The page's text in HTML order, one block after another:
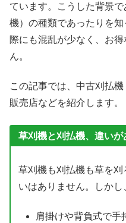
ています。こうした背景
機）の種類であったりを
際にも混乱が少なく、お
ん。
この記事では、中古刈払
販売店などを紹介します。
草刈機と刈払機、違いが
草刈機も刈払機も草を
いはありません。しかし
肩掛けや背負式で手